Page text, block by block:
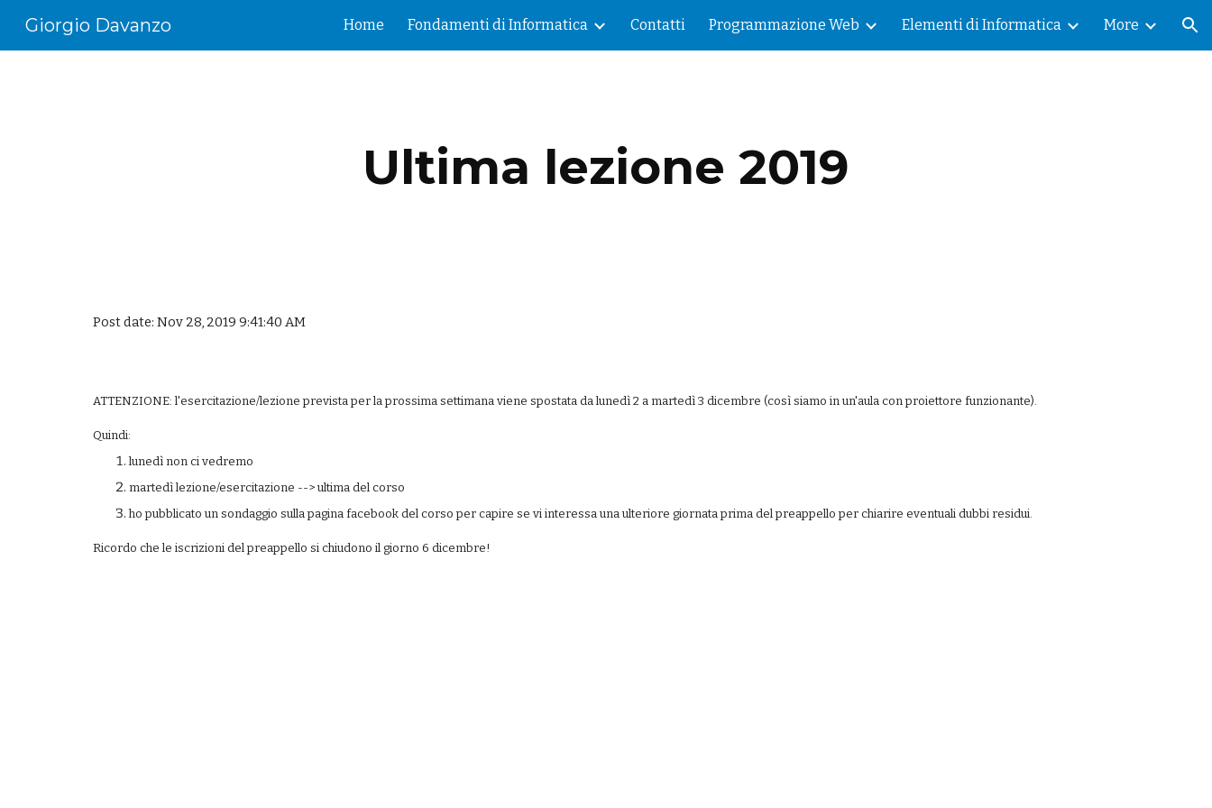
Skip to main content Skip to navigation
Giorgio Davanzo Home Fondamenti di Informatica Contatti Programmazione Web Elementi di Informatica More
Ultima lezione 2019
Post date: Nov 28, 2019 9:41:40 AM
ATTENZIONE: l'esercitazione/lezione prevista per la prossima settimana viene spostata da lunedì 2 a martedì 3 dicembre (così siamo in un'aula con proiettore funzionante).
Quindi:
lunedì non ci vedremo
martedì lezione/esercitazione --> ultima del corso
ho pubblicato un sondaggio sulla pagina facebook del corso per capire se vi interessa una ulteriore giornata prima del preappello per chiarire eventuali dubbi residui.
Ricordo che le iscrizioni del preappello si chiudono il giorno 6 dicembre!